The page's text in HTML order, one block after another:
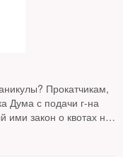
Прокатчикам,
Дума с подачи г-на
ими закон о квотах на